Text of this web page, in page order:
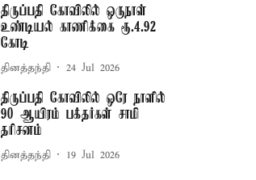
திருப்பதி கோவிலில் ஒருநாள்
உண்டியல் காணிக்கை ரூ.4.92
கோடி
தினத்தந்தி 24 Jul 2026
திருப்பதி கோவிலில் ஒரே நாளில்
90 ஆயிரம் பக்தர்கள் சாமி
தரிசனம்
தினத்தந்தி 19 Jul 2026